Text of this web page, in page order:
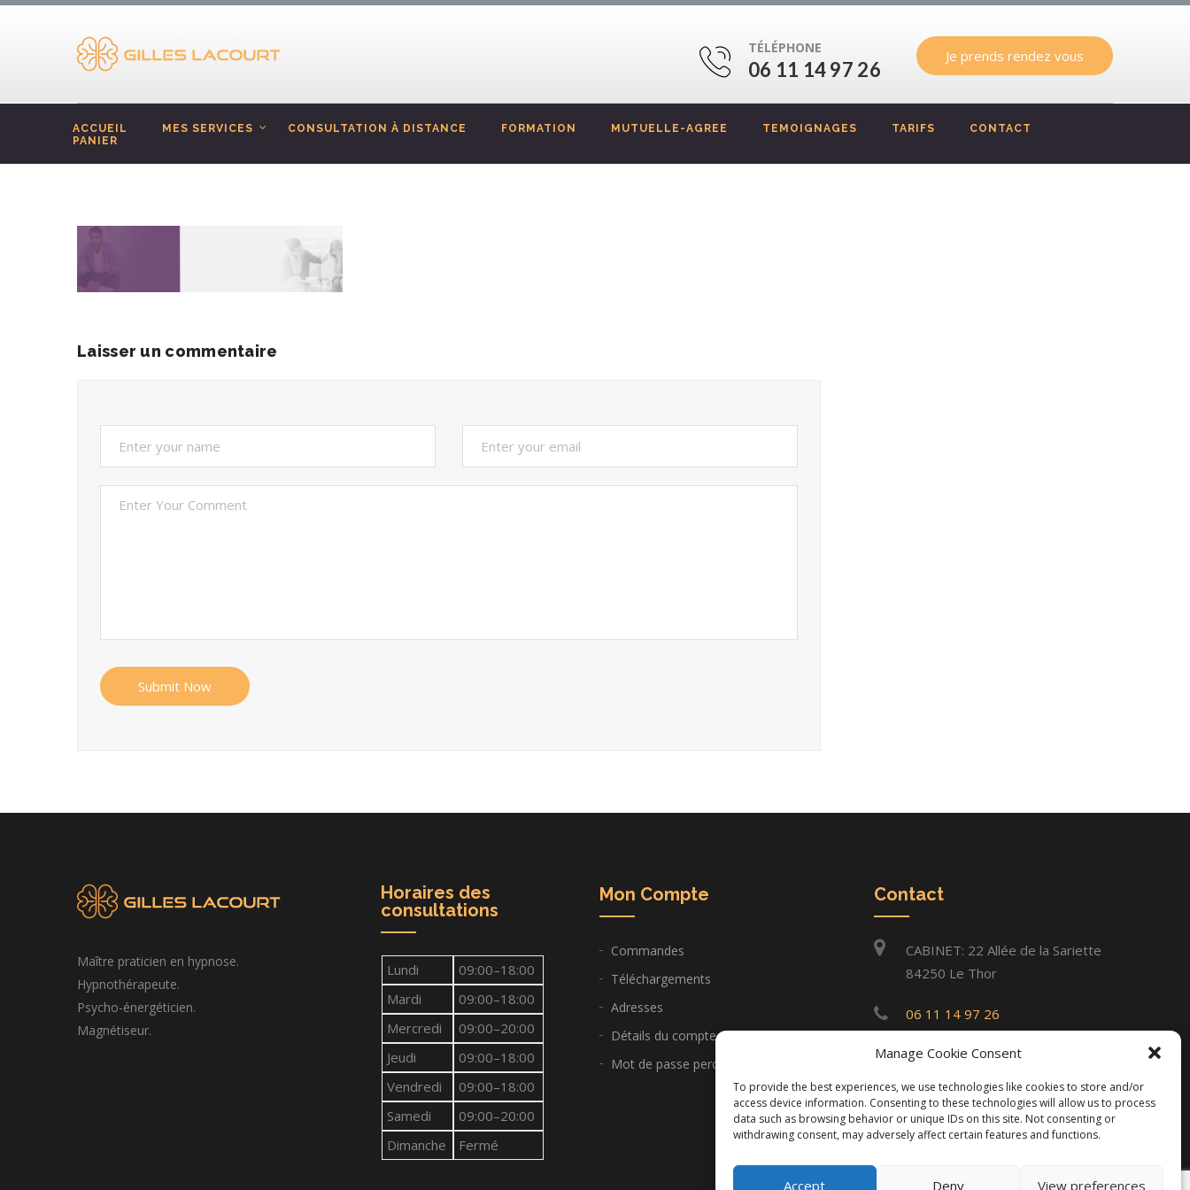
Manage Cookie Consent
To provide the best experiences, we use technologies like cookies to store and/or
access device information. Consenting to these technologies will allow us to process
data such as browsing behavior or unique IDs on this site. Not consenting or
withdrawing consent, may adversely affect certain features and functions.
Accept Deny View preferences
TÉLÉPHONE
06 11 14 97 26
Je prends rendez vous
ACCUEIL MES SERVICES CONSULTATION À DISTANCE FORMATION MUTUELLE-AGREE TEMOIGNAGES TARIFS
CONTACT
PANIER
Laisser un commentaire
Submit Now
Maître praticien en hypnose.
Hypnothérapeute.
Psycho-énergéticien.
Magnétiseur.
Horaires des
consultations
Lundi
09:00–18:00
Mardi
09:00–18:00
Mercredi
09:00–20:00
Jeudi
09:00–18:00
Vendredi
09:00–18:00
Samedi
09:00–20:00
Dimanche
Fermé
Mon Compte
Commandes
Téléchargements
Adresses
Détails du compte
Mot de passe perdu
Contact
CABINET: 22 Allée de la Sariette
84250 Le Thor
06 11 14 97 26
infos@gilles-lacourt.com